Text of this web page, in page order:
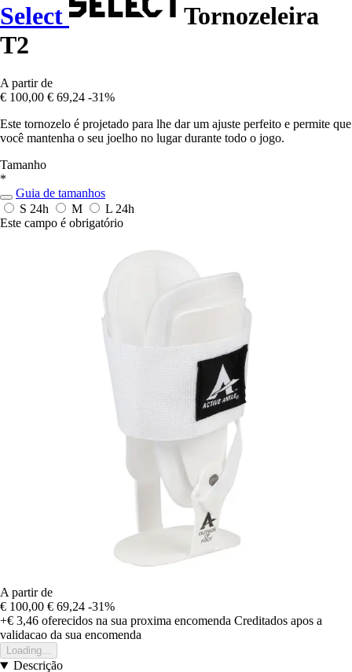
Select
Tornozeleira
T2
A partir de
€ 100,00 € 69,24 -31%
Este tornozelo é projetado para lhe dar um ajuste perfeito e permite que
você mantenha o seu joelho no lugar durante todo o jogo.
Tamanho
*
Guia de tamanhos
S 24h M L 24h
Este campo é obrigatório
A partir de
€ 100,00 € 69,24 -31%
+€ 3,46 oferecidos na sua proxima encomenda Creditados apos a
validacao da sua encomenda
Loading...
Descrição